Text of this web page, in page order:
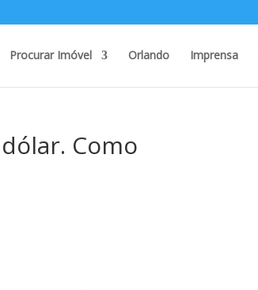
Procurar Imóvel Orlando Imprensa
Como